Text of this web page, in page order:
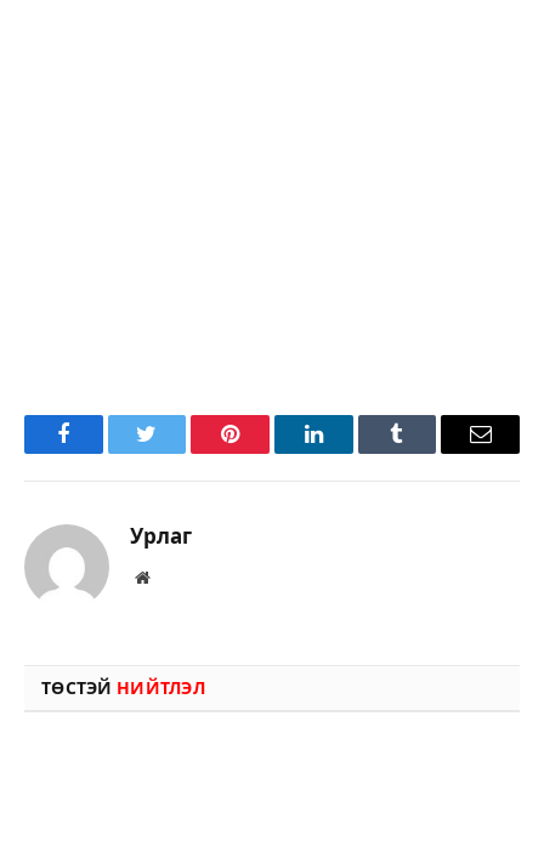
FacebookTwitter Pinterest LinkedInTumblr Имэйл
Урлаг
Вэбсайт
ТӨСТЭЙ НИЙТЛЭЛ